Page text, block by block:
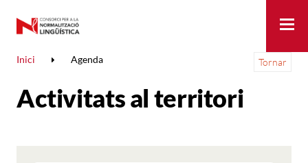
Inici Agenda Tornar
Activitats al territori